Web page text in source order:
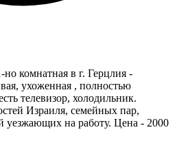
в г. Герцлия -
ухоженная , полностью
телевизор, холодильник.
Израиля, семейных пар,
уезжающих на работу. Цена - 2000